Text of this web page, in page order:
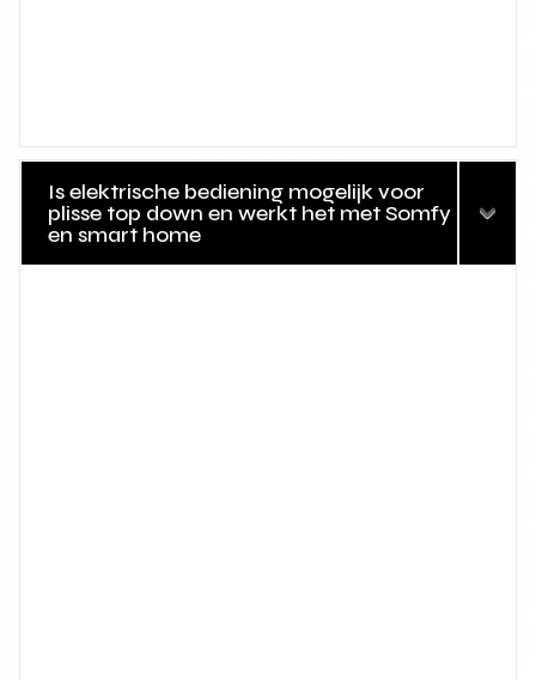
Is elektrische bediening mogelijk voor
plisse top down en werkt het met Somfy
en smart home